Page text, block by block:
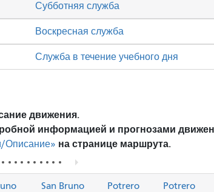
Субботняя служба
Воскресная служба
Служба в течение учебного дня
движения.
информацией и прогнозами
Описание» на странице маршрута.
San Bruno
Potrero
Potrero